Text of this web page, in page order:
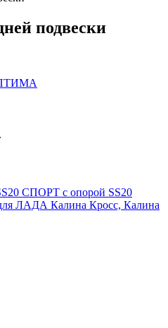
подвески
СПОРТ c опорой SS20
ЛАДА Калина Кросс, Калина